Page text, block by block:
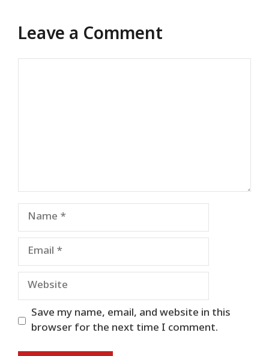
Leave a Comment
Name
Email
Website
Save my name, email, and website in this
browser for the next time I comment.